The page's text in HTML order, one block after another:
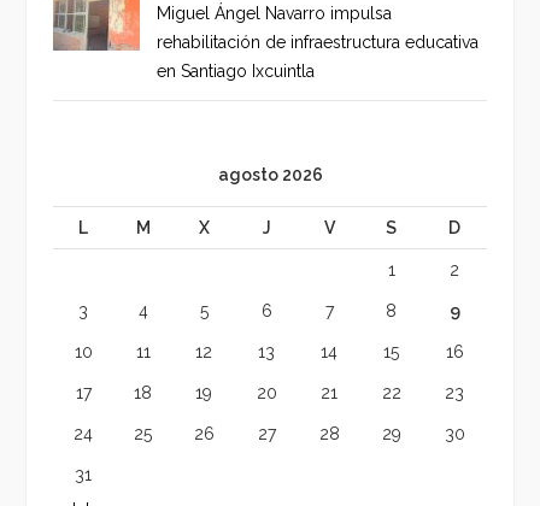
Miguel Ángel Navarro impulsa
rehabilitación de infraestructura educativa
en Santiago Ixcuintla
agosto 2026
L M X J V S D
1 2
3 4 5 6 7 8 9
10 11 12 13 14 15 16
17 18 19 20 21 22 23
24 25 26 27 28 29 30
31